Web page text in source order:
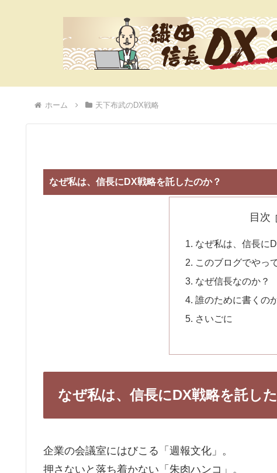
ホーム 天下布武のDX戦略
なぜ私は、信長にDX戦略を託したのか？
目次
なぜ私は、信長に
このブログでやっ
なぜ信長なのか？
誰のために書くの
さいごに
なぜ私は、信長にDX戦略を託し
企業の会議室にはびこる「週報文化」。
押さないと落ち着かない「朱肉ハンコ」。